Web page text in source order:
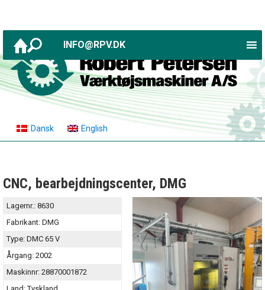
Dansk English
INFO@RPV.DK
CNC, bearbejdningscenter, DMG
Lagernr.: 8630
Fabrikant: DMG
Type: DMC 65 V
Årgang: 2002
Maskinnr: 28870001872